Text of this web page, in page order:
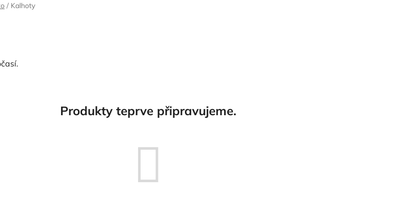
/ Kalhoty
Produkty teprve připravujeme.